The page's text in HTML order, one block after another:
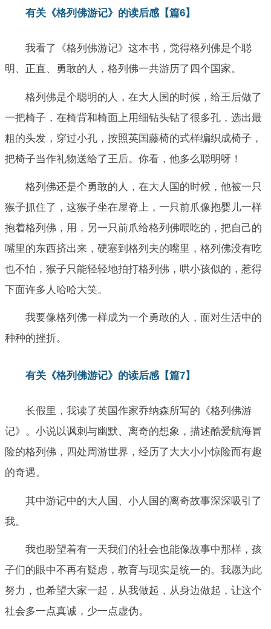
有关《格列佛游记》的读后感【篇6】
我看了《格列佛游记》这本书，觉得格列佛是个聪
明、正直、勇敢的人，格列佛一共游历了四个国家。
格列佛是个聪明的人，在大人国的时候，给王后做了
一把椅子，在椅背和椅面上用细钻头钻了很多孔，选出最
粗的头发，穿过小孔，按照英国藤椅的式样编织成椅子，
把椅子当作礼物送给了王后。你看，他多么聪明呀！
格列佛还是个勇敢的人，在大人国的时候，他被一只
猴子抓住了，这猴子坐在屋脊上，一只前爪像抱婴儿一样
抱着格列佛，用，另一只前爪给格列佛喂吃的，把自己的
嘴里的东西挤出来，硬塞到格列夫的嘴里，格列佛没有吃
也不怕，猴子只能轻轻地拍打格列佛，哄小孩似的，惹得
下面许多人哈哈大笑。
我要像格列佛一样成为一个勇敢的人，面对生活中的
种种的挫折。
有关《格列佛游记》的读后感【篇7】
长假里，我读了英国作家乔纳森所写的《格列佛游
记》。小说以讽刺与幽默、离奇的想象，描述酷爱航海冒
险的格列佛，四处周游世界，经历了大大小小惊险而有趣
的奇遇。
其中游记中的大人国、小人国的离奇故事深深吸引了
我。
我也盼望着有一天我们的社会也能像故事中那样，孩
子们的眼中不再有疑虑，教育与现实是统一的。我愿为此
努力，也希望大家一起，从我做起，从身边做起，让这个
社会多一点真诚，少一点虚伪。